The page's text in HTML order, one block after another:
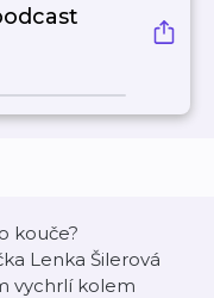
kouče?
Lenka Šilerová
vychrlí kolem